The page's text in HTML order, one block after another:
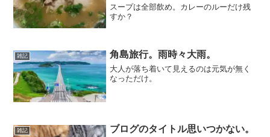
スープは全部飲め。カレーのルーだけ残
すか？
雑記 角島旅行。雨時々大雨。
大人が落ち着いて見えるのは元気が無く
なっただけ。
雑記 ブログのタイトル思いつかない。